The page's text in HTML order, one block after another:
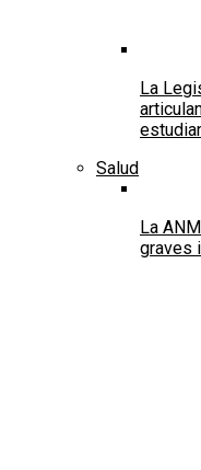
La
Salud
La
graves